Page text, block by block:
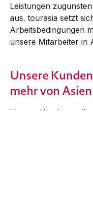
Leistungen
aus. tourasia setzt
Arbeitsbedingungen
unsere Mitarbeiter in
Unsere
mehr von Asien
Unsere Kunden